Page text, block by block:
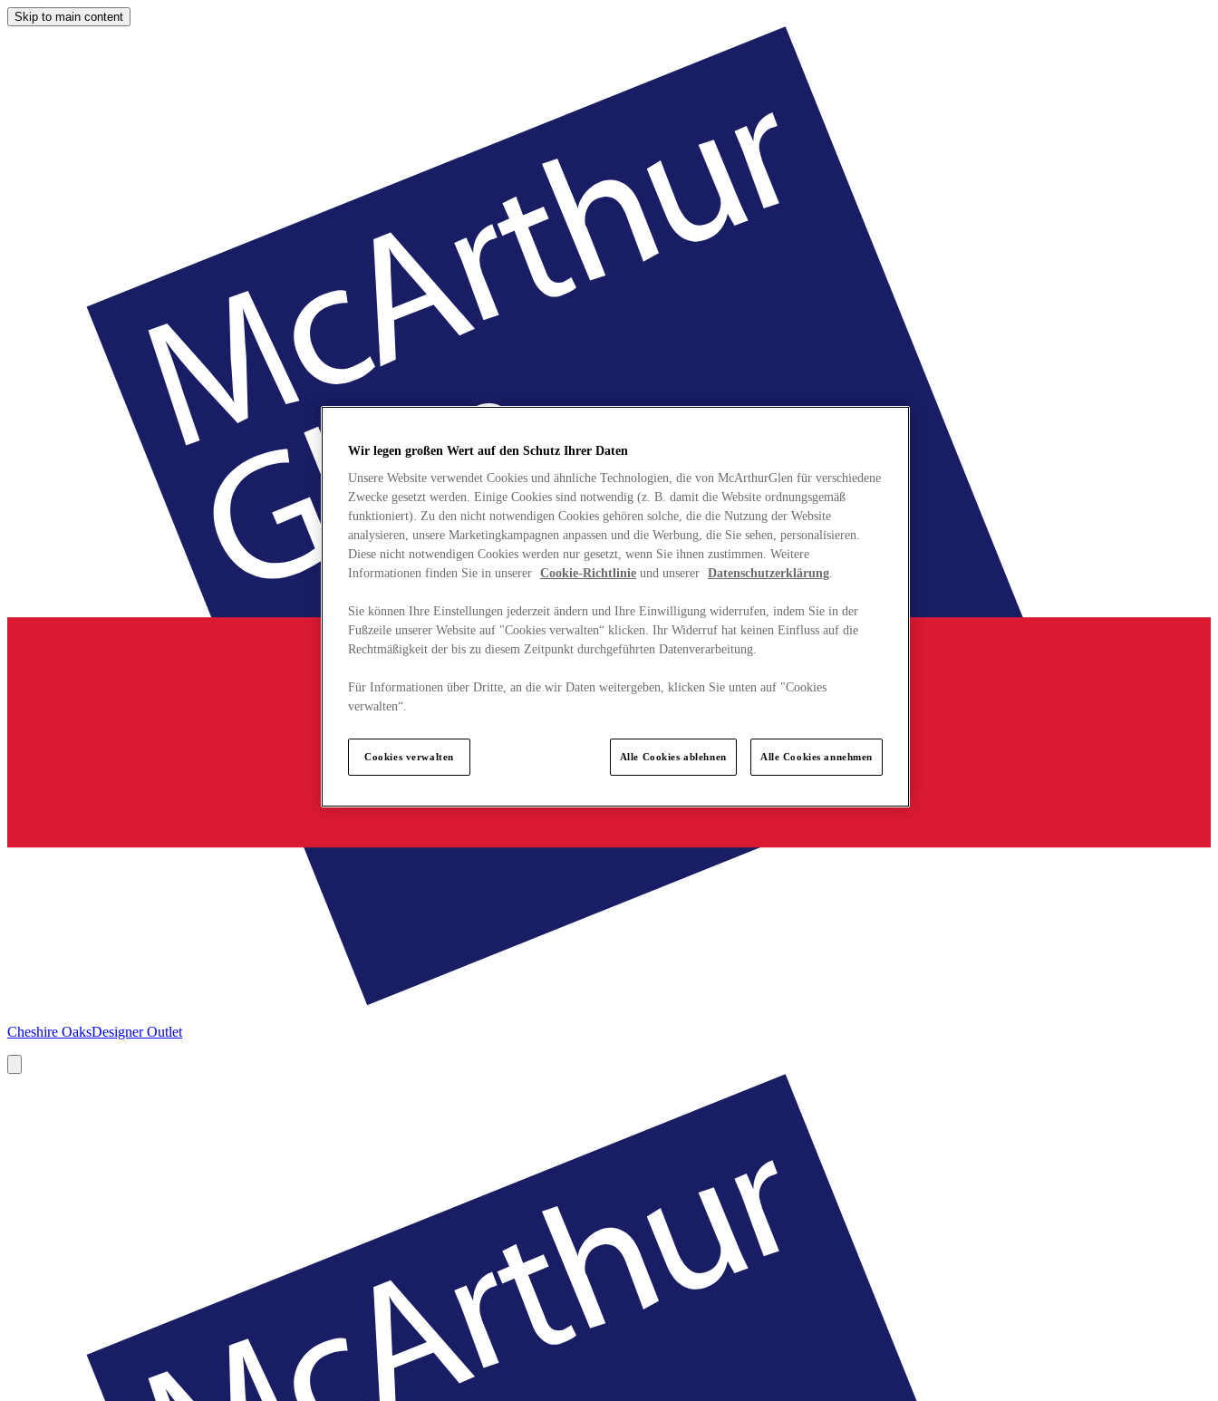
Skip to main content
Cheshire OaksDesigner Outlet
Wir legen großen Wert auf den Schutz Ihrer Daten
Unsere Website verwendet Cookies und ähnliche Technologien, die von McArthurGlen für verschiedene
Zwecke gesetzt werden. Einige Cookies sind notwendig (z. B. damit die Website ordnungsgemäß
funktioniert). Zu den nicht notwendigen Cookies gehören solche, die die Nutzung der Website
analysieren, unsere Marketingkampagnen anpassen und die Werbung, die Sie sehen, personalisieren.
Diese nicht notwendigen Cookies werden nur gesetzt, wenn Sie ihnen zustimmen. Weitere
Informationen finden Sie in unserer Cookie-Richtlinie und unserer Datenschutzerklärung.
Sie können Ihre Einstellungen jederzeit ändern und Ihre Einwilligung widerrufen, indem Sie in der
Fußzeile unserer Website auf "Cookies verwalten“ klicken. Ihr Widerruf hat keinen Einfluss auf die
Rechtmäßigkeit der bis zu diesem Zeitpunkt durchgeführten Datenverarbeitung.
Für Informationen über Dritte, an die wir Daten weitergeben, klicken Sie unten auf "Cookies
verwalten“.
Cookies verwalten Alle Cookies ablehnen Alle Cookies annehmen